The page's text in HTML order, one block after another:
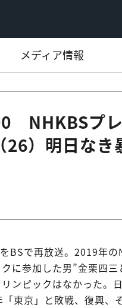
メディア情報
NHKBSプ
）明日なき
BSで再放送。2019年
に参加した男”金栗四
ンピックはなかった。
東京」と敗戦、復興、